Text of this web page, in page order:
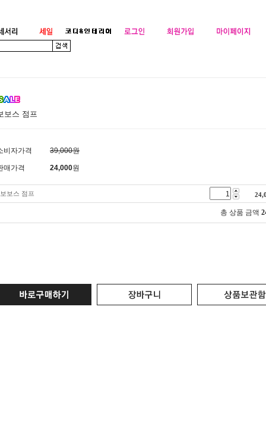
보스 점프
비자가격 39,000원
매가격 24,000원
보보스 점프
총 상품 금액